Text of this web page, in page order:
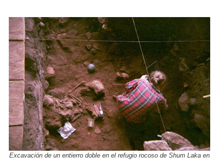
Excavación de un entierro doble en el refugio rocoso de Shum Laka en